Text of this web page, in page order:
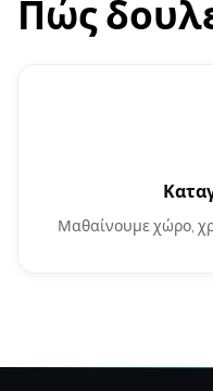
Πώς
Μαθαίνουμε χώρο,